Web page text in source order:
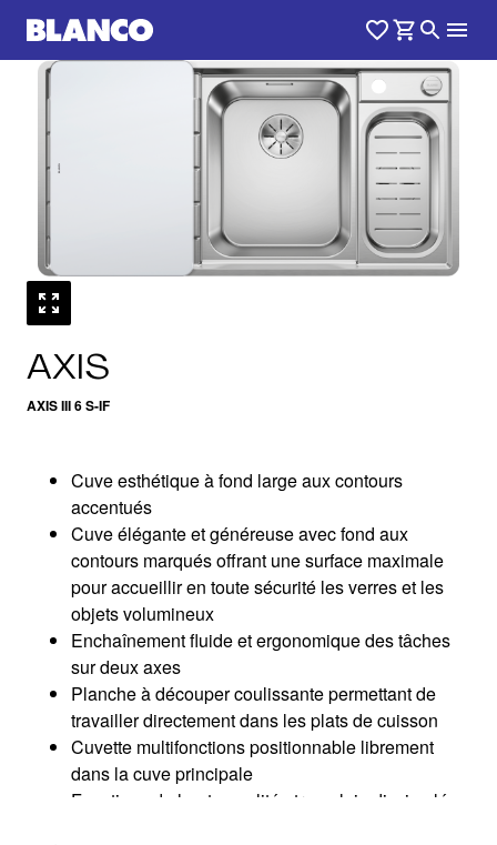
AXIS
AXIS III 6 S-IF
Cuve esthétique à fond large aux contours
accentués
Cuve élégante et généreuse avec fond aux
contours marqués offrant une surface maximale
pour accueillir en toute sécurité les verres et les
objets volumineux
Enchaînement fluide et ergonomique des tâches
sur deux axes
Planche à découper coulissante permettant de
travailler directement dans les plats de cuisson
Cuvette multifonctions positionnable librement
dans la cuve principale
Fonctions de haute qualité - trop-plein dissimulé